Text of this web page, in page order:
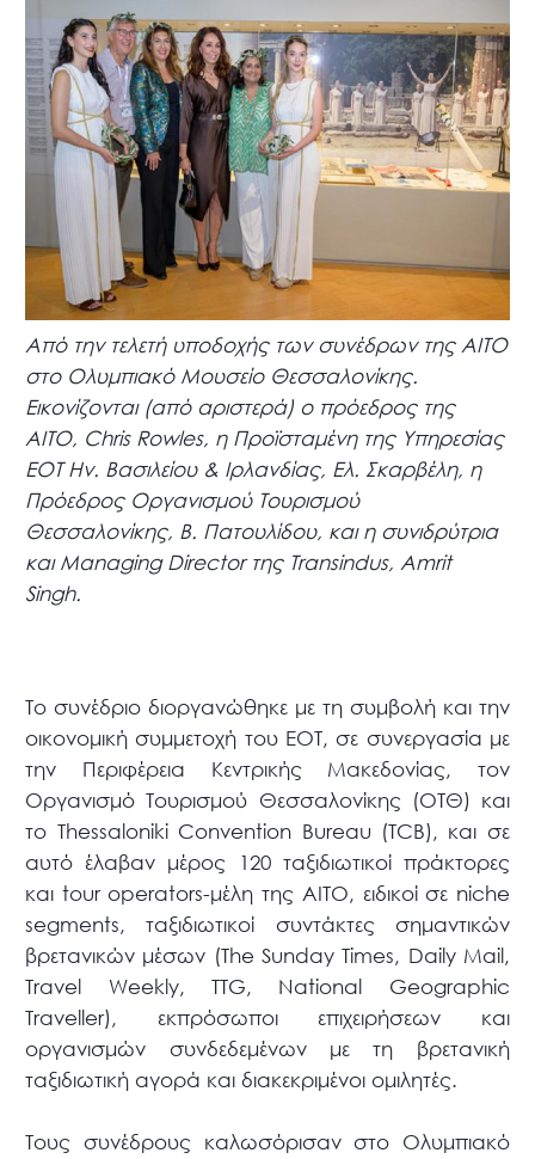
Από την τελετή υποδοχής των συνέδρων της ΑΙΤΟ
στο Ολυμπιακό Μουσείο Θεσσαλονίκης.
Εικονίζονται (από αριστερά) ο πρόεδρος της
ΑΙΤΟ, Chris Rowles, η Προϊσταμένη της Υπηρεσίας
ΕΟΤ Ην. Βασιλείου & Ιρλανδίας, Ελ. Σκαρβέλη, η
Πρόεδρος Οργανισμού Τουρισμού
Θεσσαλονίκης, Β. Πατουλίδου, και η συνιδρύτρια
και Managing Director της Transindus, Amrit
Singh.
Το συνέδριο διοργανώθηκε με τη συμβολή και την
οικονομική συμμετοχή του ΕΟΤ, σε συνεργασία με
την Περιφέρεια Κεντρικής Μακεδονίας, τον
Οργανισμό Τουρισμού Θεσσαλονίκης (ΟΤΘ) και
το Thessaloniki Convention Bureau (TCB), και σε
αυτό έλαβαν μέρος 120 ταξιδιωτικοί πράκτορες
και tour operators-μέλη της ΑΙΤΟ, ειδικοί σε niche
segments, ταξιδιωτικοί συντάκτες σημαντικών
βρετανικών μέσων (The Sunday Times, Daily Mail,
Travel Weekly, TTG, National Geographic
Traveller), εκπρόσωποι επιχειρήσεων και
οργανισμών συνδεδεμένων με τη βρετανική
ταξιδιωτική αγορά και διακεκριμένοι ομιλητές.
Τους συνέδρους καλωσόρισαν στο Ολυμπιακό